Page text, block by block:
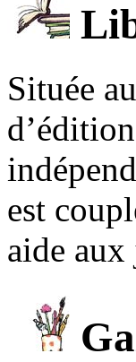
Située
est
aide